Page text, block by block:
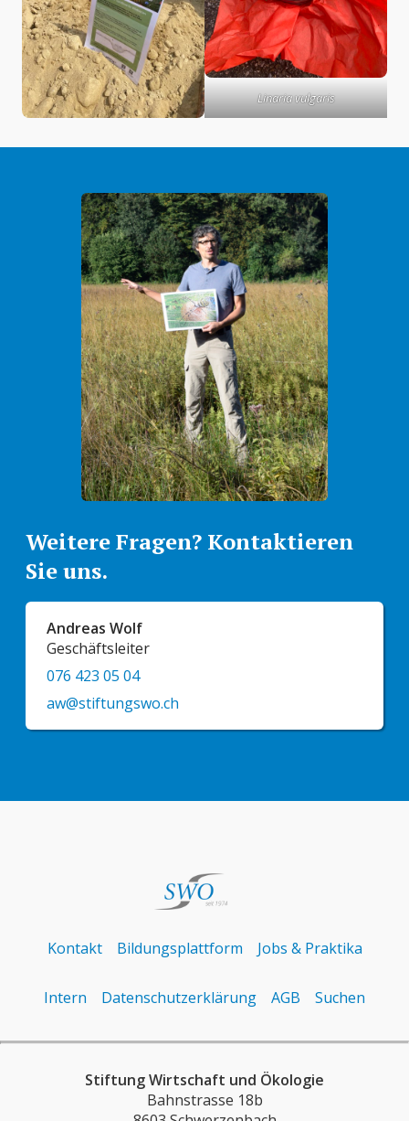
Linaria vulgaris
Weitere Fragen? Kontaktieren
Sie uns.
Andreas Wolf
Geschäftsleiter
076 423 05 04
aw@stiftungswo.ch
Kontakt Bildungsplattform Jobs & Praktika
Intern Datenschutzerklärung AGB Suchen
Stiftung Wirtschaft und Ökologie
Bahnstrasse 18b